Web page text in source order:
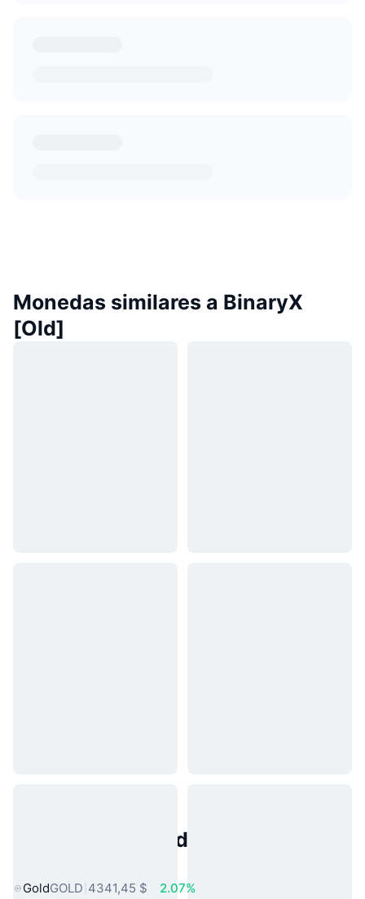
Monedas similares a BinaryX
[Old]
Activos del Mundo Real
GoldGOLD 4341,45 $ 2.07%